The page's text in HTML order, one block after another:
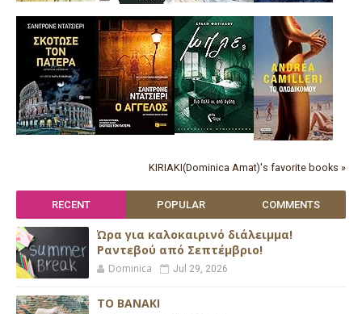
KIRIAKI(Dominica Amat)'s favorite books »
RECENT POPULAR COMMENTS
Ώρα για καλοκαιρινό διάλειμμα!
Ραντεβού από Σεπτέμβριο!
Dominica Jul 29, 2026
ΤΟ ΒΑΝΑΚΙ